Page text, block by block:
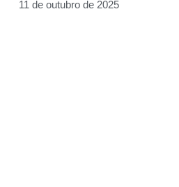
11 de outubro de 2025